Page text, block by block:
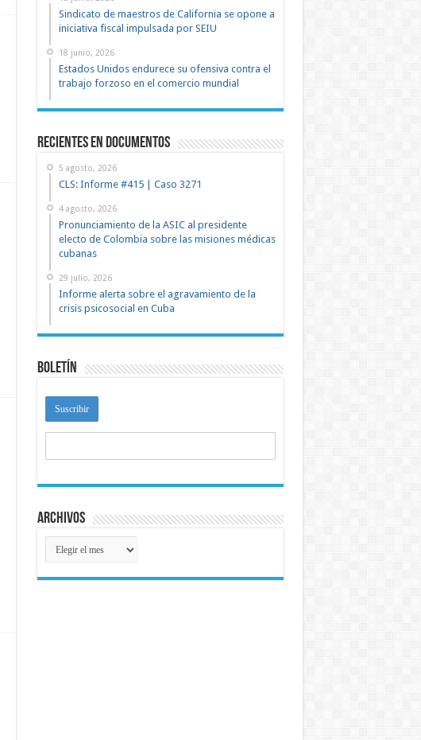
Sindicato de maestros de California se opone a
iniciativa fiscal impulsada por SEIU
18 junio, 2026
Estados Unidos endurece su ofensiva contra el
trabajo forzoso en el comercio mundial
recientes en documentos
5 agosto, 2026
CLS: Informe #415 | Caso 3271
4 agosto, 2026
Pronunciamiento de la ASIC al presidente
electo de Colombia sobre las misiones médicas
cubanas
29 julio, 2026
Informe alerta sobre el agravamiento de la
crisis psicosocial en Cuba
Boletín
Archivos
Archivos